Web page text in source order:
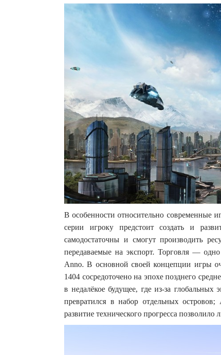
В особенности относительно
серии игроку предстоит создать и
самодостаточны и смогут производить
передаваемые на экспорт. Торговля —
Anno. В основной своей концепции игры
1404 сосредоточено на эпохе позднего
в недалёкое будущее, где из-за глобальных
превратился в набор отдельных
развитие технического прогресса